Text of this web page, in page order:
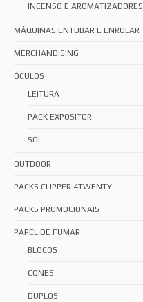
INCENSO E AROMATIZADORES
MÁQUINAS ENTUBAR E ENROLAR
MERCHANDISING
ÓCULOS
LEITURA
PACK EXPOSITOR
SOL
OUTDOOR
PACKS CLIPPER 4TWENTY
PACKS PROMOCIONAIS
PAPEL DE FUMAR
BLOCOS
CONES
DUPLOS